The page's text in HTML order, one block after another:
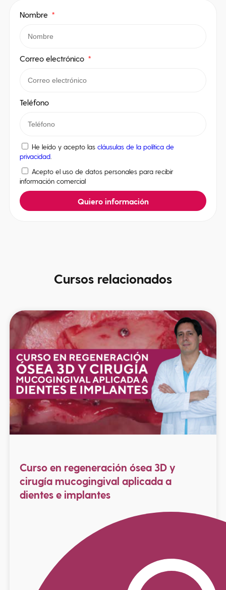
Nombre
Correo electrónico
Teléfono
He leído y acepto las cláusulas de la política de
privacidad
Acepto el uso de datos personales para recibir
información comercial
Quiero información
Cursos relacionados
Curso en regeneración ósea 3D y
cirugía mucogingival aplicada a
dientes e implantes